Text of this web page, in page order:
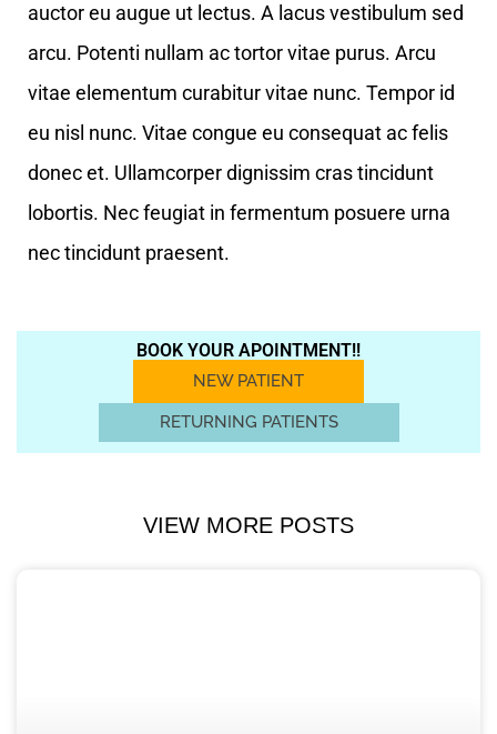
auctor eu augue ut lectus. A lacus vestibulum sed
arcu. Potenti nullam ac tortor vitae purus. Arcu
vitae elementum curabitur vitae nunc. Tempor id
eu nisl nunc. Vitae congue eu consequat ac felis
donec et. Ullamcorper dignissim cras tincidunt
lobortis. Nec feugiat in fermentum posuere urna
nec tincidunt praesent.
BOOK YOUR APOINTMENT!!
NEW PATIENT
RETURNING PATIENTS
VIEW MORE POSTS